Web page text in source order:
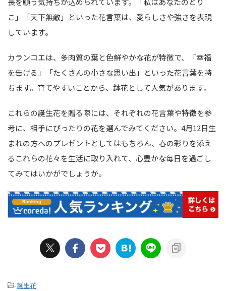
こ」「天下無敵」といった花言葉は、愛らしさや強さを表現
しています。
カランコエは、多肉質の葉と色鮮やかな花が特徴で、「幸福
を告げる」「たくさんの小さな思い出」といった花言葉を持
ちます。育てやすいことから、鉢花として人気があります。
これらの誕生花を贈る際には、それぞれの花言葉や特徴を参
考に、相手にぴったりの花を選んでみてください。4月12日生
まれの方へのプレゼントとしてはもちろん、春の彩りを添え
るこれらの花々を生活に取り入れて、心豊かな毎日を過ごし
てみてはいかがでしょうか。
-誕生花